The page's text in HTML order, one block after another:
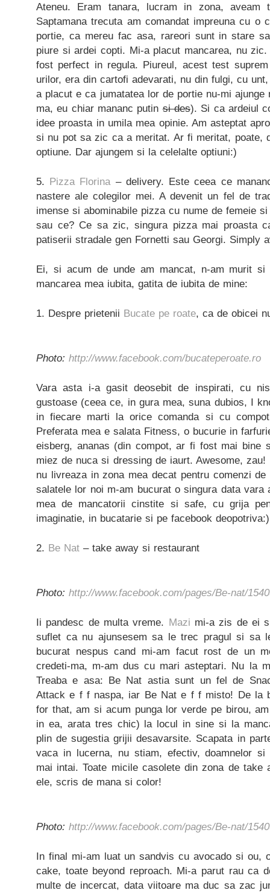
Ateneu. Eram tanara, lucram in zona, aveam
Saptamana trecuta am comandat impreuna cu o
portie, ca mereu fac asa, rareori sunt in stare
piure si ardei copti. Mi-a placut mancarea, nu
fost perfect in regula. Piureul, acest test
urilor, era din cartofi adevarati, nu din fulgi, cu
a placut e ca jumatatea lor de portie nu-mi
ma, eu chiar mananc putinsi des). Si ca ardeiul
idee proasta in umila mea opinie. Am asteptat
si nu pot sa zic ca a meritat. Ar fi meritat, poate,
optiune. Dar ajungem si la celelalte optiuni:)
5. Pizza Florina– delivery. Este ceea ce
nastere ale colegilor mei. A devenit un fel de
imense si abominabile pizza cu nume de femeie
sau ce? Ce sa zic, singura pizza mai proasta
patiserii stradale gen Fornetti sau Georgi. Simply
Ei, si acum de unde am mancat, n-am murit
mancarea mea iubita, gatita de iubita de mine:
1. Despre prietenii Bucate pe roate, ca de obicei
Photo: http://www.facebook.com/bucateperoate.ro
Vara asta i-a gasit deosebit de inspirati, cu
gustoase (ceea ce, in gura mea, suna dubios, I
in fiecare marti la orice comanda si cu
Preferata mea e salata Fitness, o bucurie in
eisberg, ananas (din compot, ar fi fost mai bine
miez de nuca si dressing de iaurt. Awesome,
nu livreaza in zona mea decat pentru comenzi
salatele lor noi m-am bucurat o singura data
mea de mancatorii cinstite si safe, cu grija
imaginatie, in bucatarie si pe facebook deopotriva:)
2. Be Nat – take away si restaurant
Photo: http://www.facebook.com/pages/Be-nat/
Ii pandesc de multa vreme. Mazi mi-a zis de ei
suflet ca nu ajunsesem sa le trec pragul si sa
bucurat nespus cand mi-am facut rost de un
credeti-ma, m-am dus cu mari asteptari. Nu la
Treaba e asa: Be Nat astia sunt un fel de
Attack e f f naspa, iar Be Nat e f f misto! De la
for that, am si acum punga lor verde pe birou,
in ea, arata tres chic) la locul in sine si la
plin de sugestia grijii desavarsite. Scapata in
vaca in lucerna, nu stiam, efectiv, doamnelor
mai intai. Toate micile casolete din zona de take
ele, scris de mana si color!
Photo: http://www.facebook.com/pages/Be-nat/
In final mi-am luat un sandvis cu avocado si ou,
cake, toate beyond reproach. Mi-a parut rau ca
multe de incercat, data viitoare ma duc sa zac